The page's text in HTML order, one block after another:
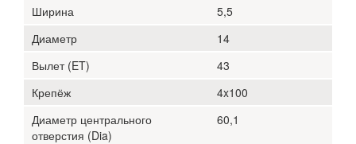
Ширина
5,5
Диаметр
14
Вылет (ET)
43
Крепёж
4x100
Диаметр центрального
отверстия (Dia)
60,1